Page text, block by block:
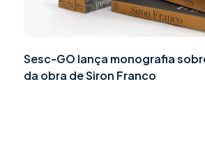
Sesc-GO lança monografia
da obra de Siron Franco